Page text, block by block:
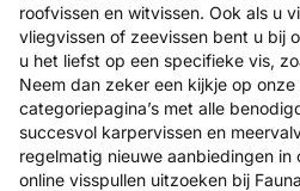
roofvissen en witvissen. Ook als u
vliegvissen of zeevissen bent u bij
u het liefst op een specifieke vis,
Neem dan zeker een kijkje op
categoriepagina’s met alle
succesvol karpervissen en
regelmatig nieuwe aanbiedingen in
online visspullen uitzoeken bij